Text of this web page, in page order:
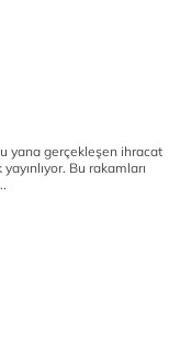
yana gerçekleşen ihracat
Bu rakamları